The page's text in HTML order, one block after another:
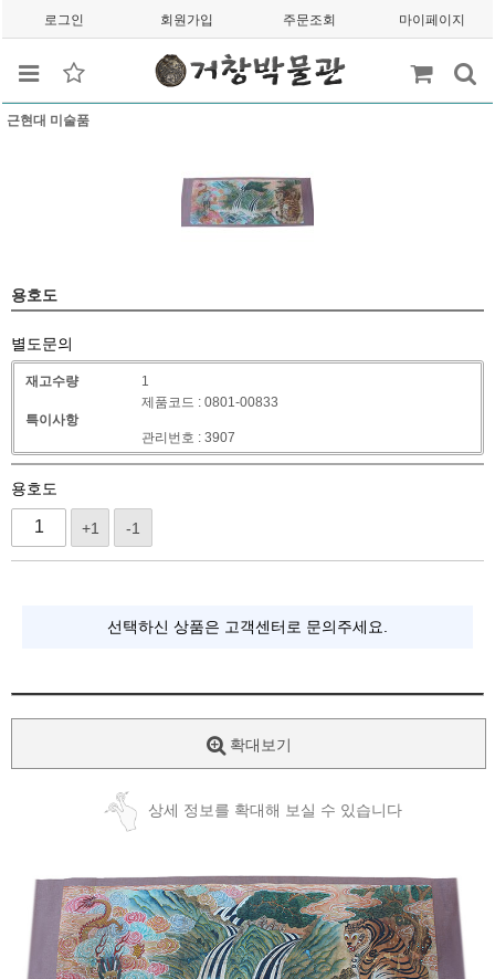
로그인 회원가입 주문조회 마이페이지
근현대 미술품
용호도
별도문의
재고수량 1
특이사항
제품코드 : 0801-00833
관리번호 : 3907
용호도
+1 -1
선택하신 상품은 고객센터로 문의주세요.
확대보기
상세 정보를 확대해 보실 수 있습니다